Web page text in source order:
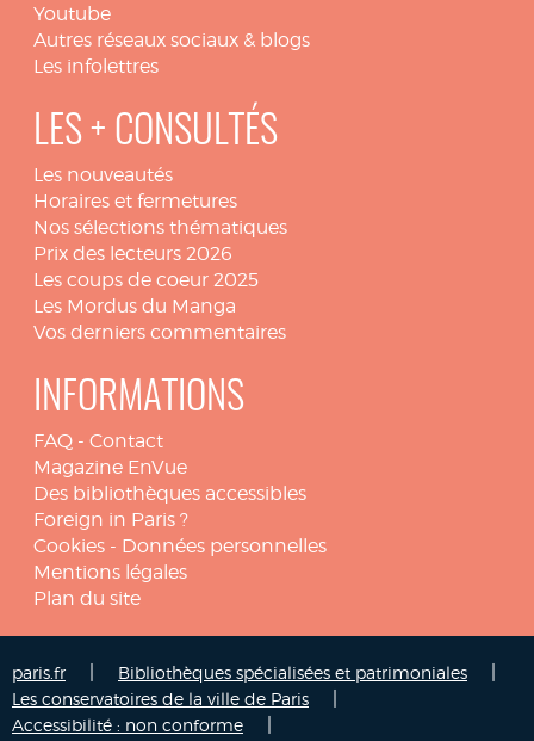
Youtube
Autres réseaux sociaux & blogs
Les infolettres
LES + CONSULTÉS
Les nouveautés
Horaires et fermetures
Nos sélections thématiques
Prix des lecteurs 2026
Les coups de coeur 2025
Les Mordus du Manga
Vos derniers commentaires
INFORMATIONS
FAQ - Contact
Magazine EnVue
Des bibliothèques accessibles
Foreign in Paris ?
Cookies - Données personnelles
Mentions légales
Plan du site
paris.fr Bibliothèques spécialisées et patrimoniales
Les conservatoires de la ville de Paris
Accessibilité : non conforme